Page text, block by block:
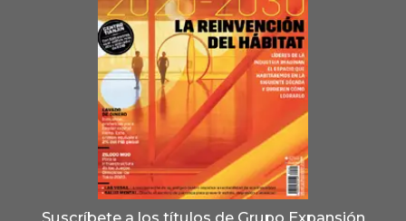
Suscríbete a los títulos de Grupo Expansión